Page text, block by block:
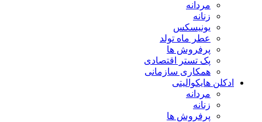
مردانه
زنانه
یونیسکس
عطر ماه تولد
پرفروش ها
پک تستر اقتصادی
همکاری سازمانی
ادکلن هایکوالیتی
مردانه
زنانه
پرفروش ها